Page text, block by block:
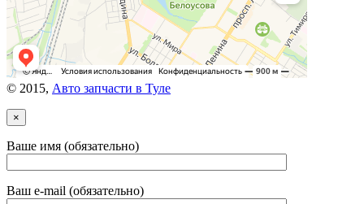
© 2015, Авто запчасти в Туле
×
Ваше имя (обязательно)
Ваш e-mail (обязательно)